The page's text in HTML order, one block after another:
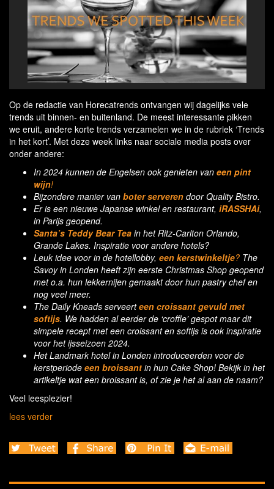
Op de redactie van Horecatrends ontvangen wij dagelijks vele
trends uit binnen- en buitenland. De meest interessante pikken
we eruit, andere korte trends verzamelen we in de rubriek ‘Trends
in het kort’. Met deze week links naar sociale media posts over
onder andere:
In 2024 kunnen de Engelsen ook genieten van een pint
wijn!
Bijzondere manier van boter serveren door Quality Bistro.
Er is een nieuwe Japanse winkel en restaurant, iRASSHAi,
in Parijs geopend.
Santa’s Teddy Bear Tea in het Ritz-Carlton Orlando,
Grande Lakes. Inspiratie voor andere hotels?
Leuk idee voor in de hotellobby, een kerstwinkeltje? The
Savoy in Londen heeft zijn eerste Christmas Shop geopend
met o.a. hun lekkernijen gemaakt door hun pastry chef en
nog veel meer.
The Daily Kneads serveerteen croissant gevuld met
softijs. We hadden al eerder de ‘croffle’ gespot maar dit
simpele recept met een croissant en softijs is ook inspiratie
voor het ijsseizoen 2024.
Het Landmark hotel in Londen introduceerden voor de
kerstperiode een broissant in hun Cake Shop! Bekijk in het
artikeltje wat een broissant is, of zie je het al aan de naam?
Veel leesplezier!
lees verder